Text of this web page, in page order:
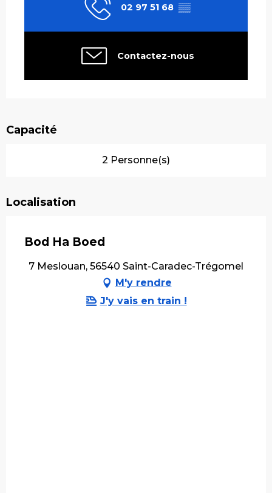
02 97 51 68 ▒▒
Contactez-nous
Capacité
2 Personne(s)
Localisation
Bod Ha Boed
7 Meslouan, 56540 Saint-Caradec-Trégomel
M'y rendre
J'y vais en train !